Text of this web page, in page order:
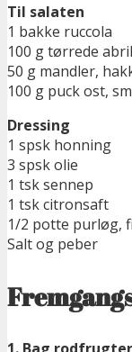
Til salaten
1 bakke ruccola
100 g tørrede
50 g mandler,
100 g puck ost,
Dressing
1 spsk honning
3 spsk olie
1 tsk sennep
1 tsk citronsaft
1/2 potte purløg,
Salt og peber
1. Bag